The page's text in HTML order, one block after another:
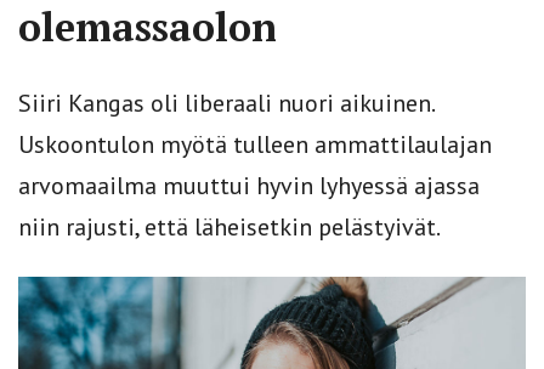
olemassaolon
Siiri Kangas oli liberaali nuori aikuinen.
Uskoontulon myötä tulleen ammattilaulajan
arvomaailma muuttui hyvin lyhyessä ajassa
niin rajusti, että läheisetkin pelästyivät.